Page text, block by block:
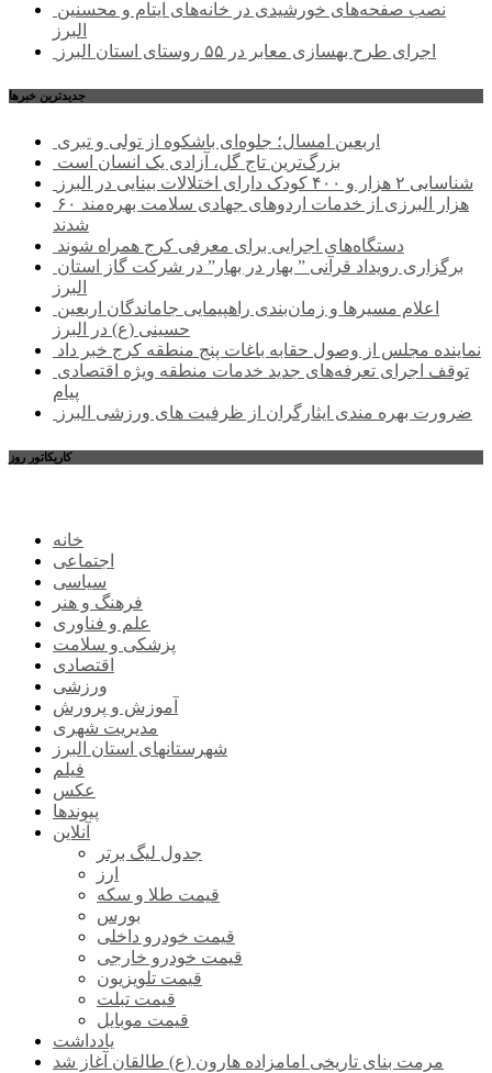
البرز
اجرای طرح بهسازی معابر در ۵۵ روستای استان البرز
جديدترين خبرها
اربعین امسال؛ جلوه‌ای باشکوه از تولی و تبری
بزرگ‌ترین تاج گل، آزادی یک انسان است
شناسایی ۲ هزار و ۴۰۰ کودک دارای اختلالات بینایی در البرز
۶۰ هزار البرزی از خدمات اردوهای جهادی سلامت بهره‌مند
شدند
دستگاه‌های اجرایی برای معرفی کرج همراه شوند
البرز
حسینی (ع) در البرز
نماینده مجلس از وصول حقابه باغات پنج منطقه کرج خبر داد
پیام
ضرورت بهره مندی ایثارگران از ظرفیت های ورزشی البرز
کاریکاتور روز
خانه
اجتماعی
سیاسی
فرهنگ و هنر
علم و فناوری
پزشکی و سلامت
اقتصادی
ورزشی
آموزش و پرورش
مدیریت شهری
شهرستانهای استان البرز
فیلم
عکس
پیوندها
آنلاین
جدول لیگ برتر
ارز
قیمت طلا و سکه
بورس
قیمت خودرو داخلی
قیمت خودرو خارجی
قیمت تلویزیون
قیمت تبلت
قیمت موبایل
یادداشت
مرمت بنای تاریخی امامزاده هارون (ع) طالقان آغاز شد